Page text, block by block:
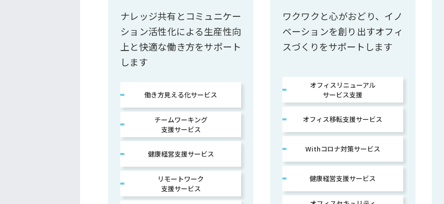
ナレッジ共有とコミュニケー
ション活性化による生産性向
上と快適な働き方をサポート
します
働き方見える化サービス
チームワーキング
支援サービス
健康経営支援サービス
リモートワーク
支援サービス
ワクワクと心がおどり、イノ
ベーションを創り出すオフィ
スづくりをサポートします
オフィスリニューアル
サービス支援
オフィス移転支援サービス
Withコロナ対策サービス
健康経営支援サービス